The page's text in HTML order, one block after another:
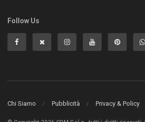
Follow Us
Chi Siamo Pubblicità Privacy & Policy